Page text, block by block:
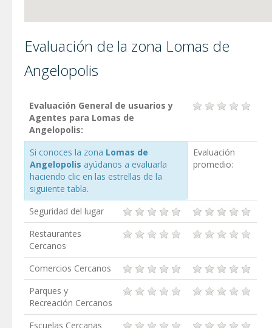
Evaluación de la zona Lomas de
Angelopolis
Evaluación General de usuarios y
Agentes para Lomas de
Angelopolis:
Si conoces la zona Lomas de
Angelopolis ayúdanos a evaluarla
haciendo clic en las estrellas de la
siguiente tabla.
Evaluación
promedio:
Seguridad del lugar
Restaurantes
Cercanos
Comercios Cercanos
Parques y
Recreación Cercanos
Escuelas Cercanas